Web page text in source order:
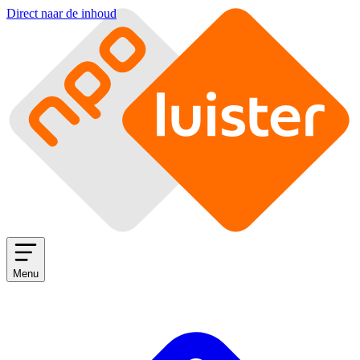
Direct naar de inhoud
Menu